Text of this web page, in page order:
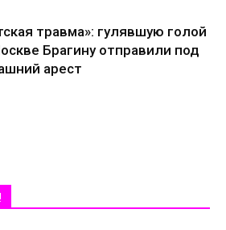
травма»: гулявшую голой
Брагину отправили под
арест